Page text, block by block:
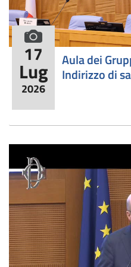
formato
17
Lug
2026
Aula dei
Indirizzo di